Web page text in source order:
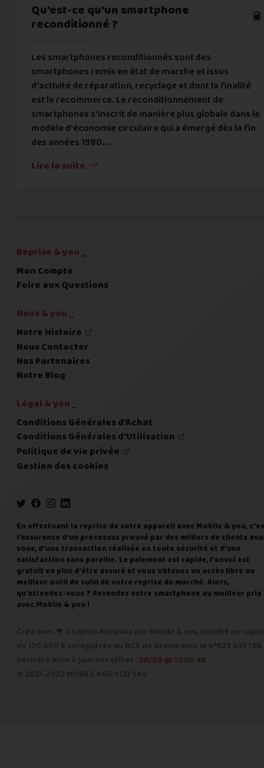
Qu'est-ce qu'un smartphone
reconditionné ?
Les smartphones reconditionnés sont des
smartphones remis en état de marche et issus
d'activité de réparation, recyclage et dont la finalité
est le recommerce. Le reconditionnement de
smartphones s'inscrit de manière plus globale dans le
modèle d'économie circulaire qui a émergé dès la fin
des années 1980....
Lire la suite
Reprise & you _
Mon Compte
Foire aux Questions
Nous & you _
Notre Histoire
Nous Contacter
Nos Partenaires
Notre Blog
Légal & you _
Conditions Générales d'Achat
Conditions Générales d'Utilisation
Politique de vie privée
Gestion des cookies
En effectuant la reprise de votre appareil avec Mobile & you,
l'assurance d'un processus prouvé par des milliers de clients
vous, d'une transaction réalisée en toute sécurité et d'une
satisfaction sans pareille. Le paiement est rapide, l'envoi est
gratuit en plus d'être assuré et vous obtenez un accès libre au
meilleur outil de suivi de votre reprise du marché. Alors,
qu'attendez-vous ? Revendez votre smartphone au meilleur prix
avec Mobile & you !
Créé avec ❤ à Sophia Antipolis par Mobile & you, société au
de 120 000 € enregistrée au RCS de Grasse sous le n°822 335 758.
Dernière mise à jour des offres : 08/08 @ 19:00:48
© 2021-2022 MOBILE AND YOU SAS